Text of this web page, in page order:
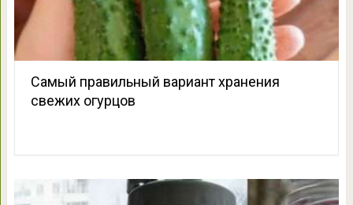
Самый правильный вариант хранения
свежих огурцов